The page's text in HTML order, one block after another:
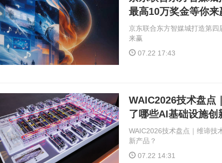
最高10万奖金等你来
京东联合东方智媒城打造第
来赢
07.22 17:43
WAIC2026技术盘点
了哪些AI基础设施创
WAIC2026技术盘点｜维谛技
新产品？
07.22 14:31